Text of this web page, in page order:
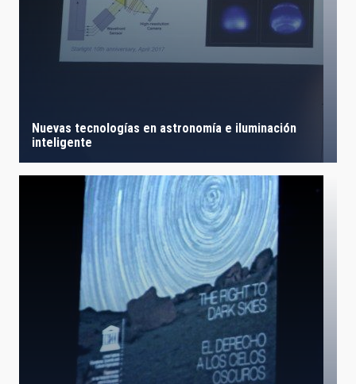
ASTROFÍSICAS
Nuevas tecnologías en astronomía e iluminación
inteligente